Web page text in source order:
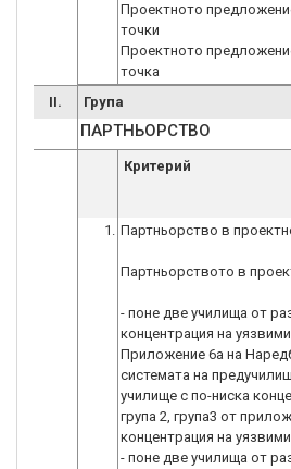
Проектното
точки
Проектното
точка
II.
Група
ПАРТНЬОРСТВО
Критерий
1. Партньорство в
Партньорството в
- поне две училища от
концентрация на уязвими
Приложение 6а на
системата на
училище с по-ниска
група 2, група3 от
концентрация на
- поне две училища от